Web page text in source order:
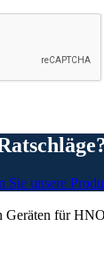
Sie unsere
Geräten für